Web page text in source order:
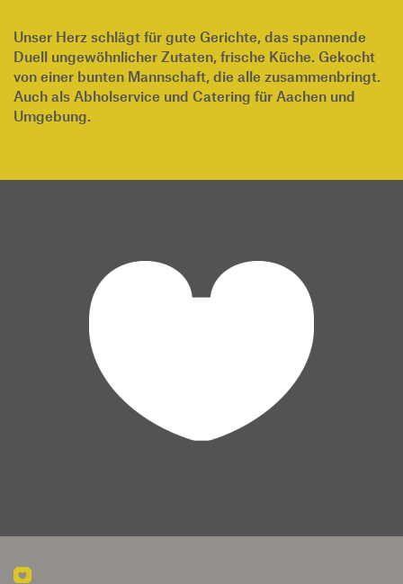
von einer bunten Mannschaft, die alle zusammenbringt.
Auch als Abholservice und Catering für Aachen und
Umgebung.
KLÖMPCHENSKLUB im Tivoli